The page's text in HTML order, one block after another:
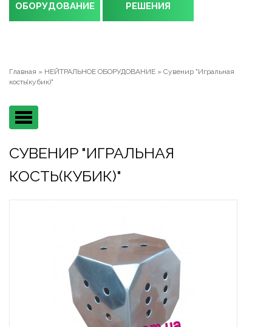
ОБОРУДОВАНИЕ
РЕШЕНИЯ
Главная » НЕЙТРАЛЬНОЕ ОБОРУДОВАНИЕ » Сувенир "Игральная
кость(кубик)"
Main
menu
СУВЕНИР "ИГРАЛЬНАЯ
КОСТЬ(КУБИК)"